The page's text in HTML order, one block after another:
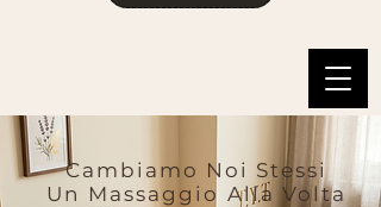
Cambiamo Noi Stessi
Un Massaggio Alla Volta